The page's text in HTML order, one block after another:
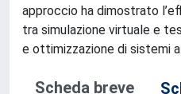
approccio ha dimostrato
tra simulazione virtuale e
e ottimizzazione di sistemi
Scheda breve